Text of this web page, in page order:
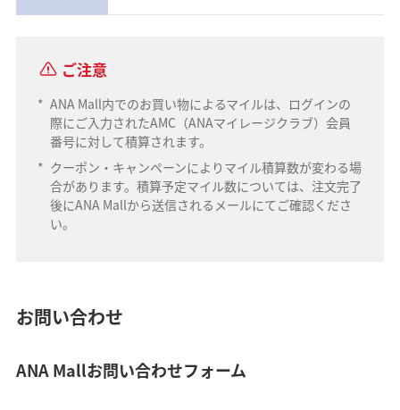
ご注意
* ANA Mall内でのお買い物によるマイルは、ログインの
際にご入力されたAMC（ANAマイレージクラブ）会員
番号に対して積算されます。
* クーポン・キャンペーンによりマイル積算数が変わる場
合があります。積算予定マイル数については、注文完了
後にANA Mallから送信されるメールにてご確認くださ
い。
お問い合わせ
ANA Mallお問い合わせフォーム